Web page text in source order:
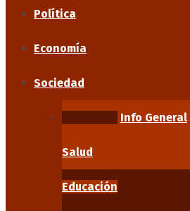
Política
Economía
Sociedad
Info General
Salud
Educación